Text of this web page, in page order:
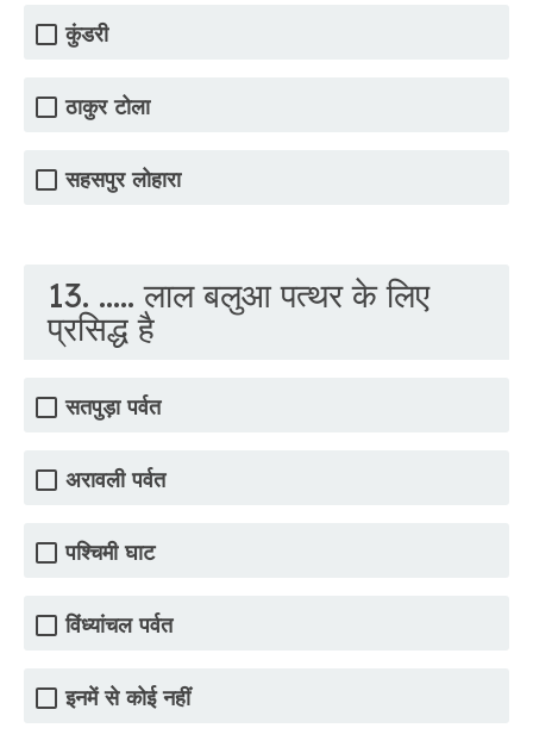
कुंडरी
ठाकुर टोला
सहसपुर लोहारा
13. ..... लाल बलुआ पत्थर के लिए
प्रसिद्ध है
सतपुड़ा पर्वत
अरावली पर्वत
पश्चिमी घाट
विंध्यांचल पर्वत
इनमें से कोई नहीं